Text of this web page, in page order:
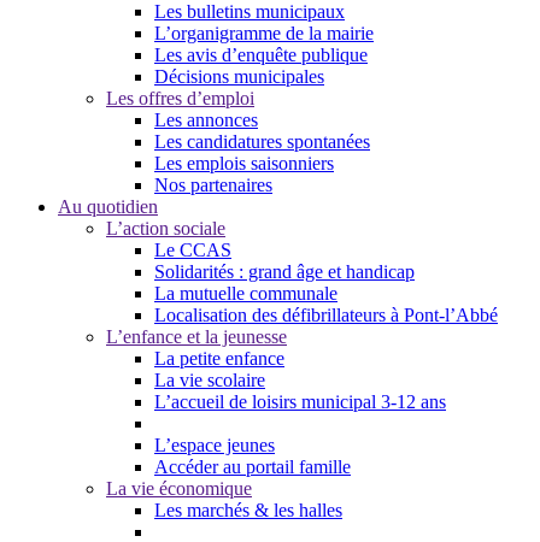
Les bulletins municipaux
L’organigramme de la mairie
Les avis d’enquête publique
Décisions municipales
Les offres d’emploi
Les annonces
Les candidatures spontanées
Les emplois saisonniers
Nos partenaires
Au quotidien
L’action sociale
Le CCAS
Solidarités : grand âge et handicap
La mutuelle communale
Localisation des défibrillateurs à Pont-l’Abbé
L’enfance et la jeunesse
La petite enfance
La vie scolaire
L’accueil de loisirs municipal 3-12 ans
L’espace jeunes
Accéder au portail famille
La vie économique
Les marchés & les halles